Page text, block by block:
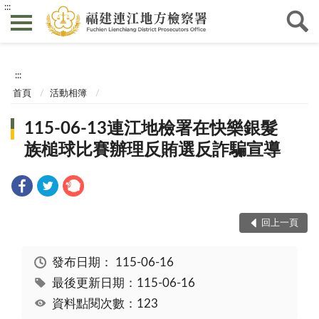
:::
:::
首頁 活動相簿
115-06-13連江地檢署在快樂銀髮
族槌球比賽辦理反賄選反詐騙宣導
回上一頁
發布日期： 115-06-16
最後更新日期：115-06-16
資料點閱次數：123